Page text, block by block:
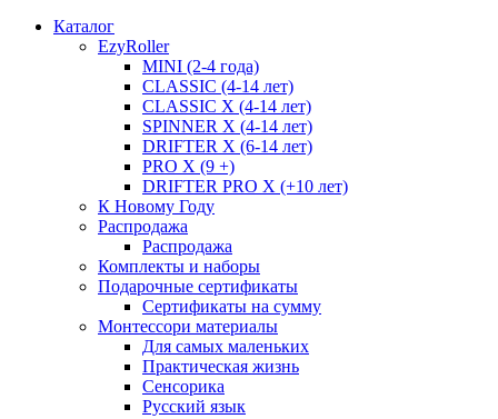
Каталог
EzyRoller
MINI (2-4 года)
CLASSIC (4-14 лет)
CLASSIC X (4-14 лет)
SPINNER X (4-14 лет)
DRIFTER X (6-14 лет)
PRO X (9 +)
DRIFTER PRO X (+10 лет)
К Новому Году
Распродажа
Распродажа
Комплекты и наборы
Подарочные сертификаты
Сертификаты на сумму
Монтессори материалы
Для самых маленьких
Практическая жизнь
Сенсорика
Русский язык